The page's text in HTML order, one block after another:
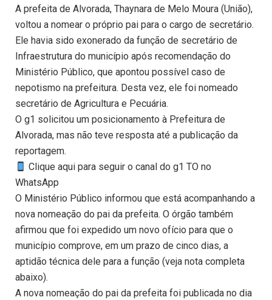
A prefeita de Alvorada, Thaynara de Melo Moura (União),
voltou a nomear o próprio pai para o cargo de secretário.
Ele havia sido exonerado da função de secretário de
Infraestrutura do município após recomendação do
Ministério Público, que apontou possível caso de
nepotismo na prefeitura. Desta vez, ele foi nomeado
secretário de Agricultura e Pecuária.
O g1 solicitou um posicionamento à Prefeitura de
Alvorada, mas não teve resposta até a publicação da
reportagem.
Clique aqui para seguir o canal do g1 TO no
WhatsApp
O Ministério Público informou que está acompanhando a
nova nomeação do pai da prefeita. O órgão também
afirmou que foi expedido um novo ofício para que o
município comprove, em um prazo de cinco dias, a
aptidão técnica dele para a função (veja nota completa
abaixo).
A nova nomeação do pai da prefeita foi publicada no dia